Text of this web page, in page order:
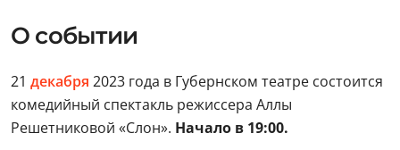
О событии
21 декабря 2023 года в Губернском театре состоится
комедийный спектакль режиссера Аллы
Решетниковой «Слон». Начало в 19:00.